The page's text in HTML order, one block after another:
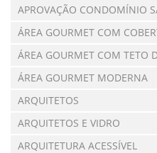
APROVAÇÃO CONDOMÍNIO
ÁREA GOURMET COM
ÁREA GOURMET COM TETO
ÁREA GOURMET MODERNA
ARQUITETOS
ARQUITETOS E VIDRO
ARQUITETURA ACESSÍVEL